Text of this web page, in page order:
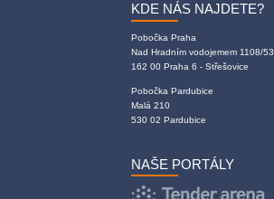
KDE NÁS NAJDETE?
Pobočka Praha
Nad Hradním vodojemem 1108/53
162 00 Praha 6 - Střešovice
Pobočka Pardubice
Malá 210
530 02 Pardubice
NAŠE PORTÁLY